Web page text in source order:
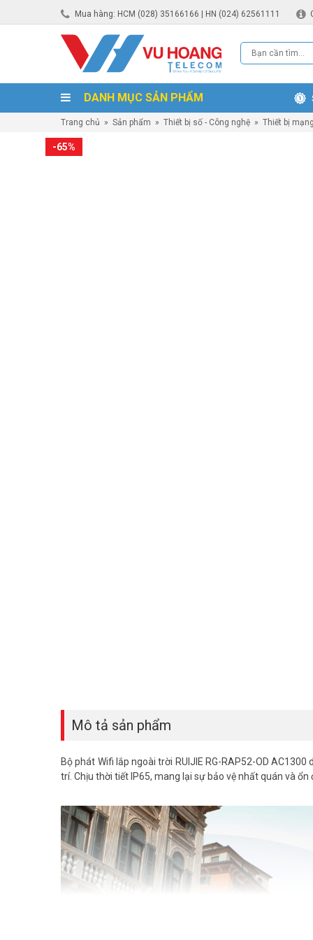
Mua hàng: HCM (028) 35166166 | HN (024) 62561111
DANH MỤC SẢN PHẨM
Trang chủ » Sản phẩm » Thiết bị số - Công nghệ » Thiết bị mạng
-65%
Mô tả sản phẩm
Bộ phát Wifi lắp ngoài trời RUIJIE RG-RAP52-OD
trí. Chịu thời tiết IP65, mang lại sự bảo vệ nhất quán và ổn